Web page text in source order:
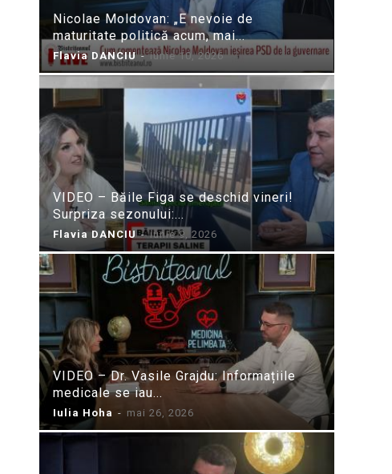
Nicolae Moldovan: „E nevoie de
maturitate politică acum, mai...
Flavia DANCIU - iunie 10, 2026
VIDEO – Băile Figa se deschid vineri!
Surpriza sezonului:...
Flavia DANCIU - iunie 9, 2026
VIDEO – Dr. Vasile Grajdu: Informațiile
medicale se iau...
Iulia Hoha - mai 26, 2026